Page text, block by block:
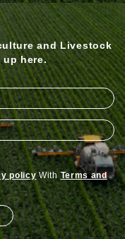
and Livestock
here.
policyWithTerms and